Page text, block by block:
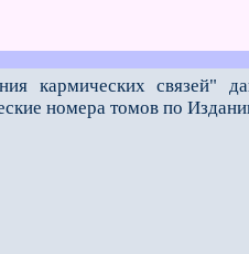
кармических связей"
номера томов по